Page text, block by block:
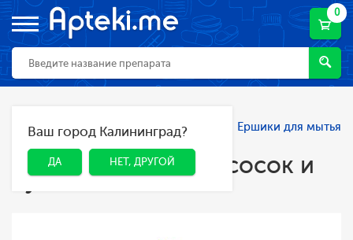
0
ДА НЕТ, ДРУГОЙ
Ваш город Калининград?
ДА НЕТ, ДРУГОЙ
Главная Каталог Мама и малыш
Ершики для мытья
сосок и бутылочек
Ершики для мытья сосок и
бутылочек